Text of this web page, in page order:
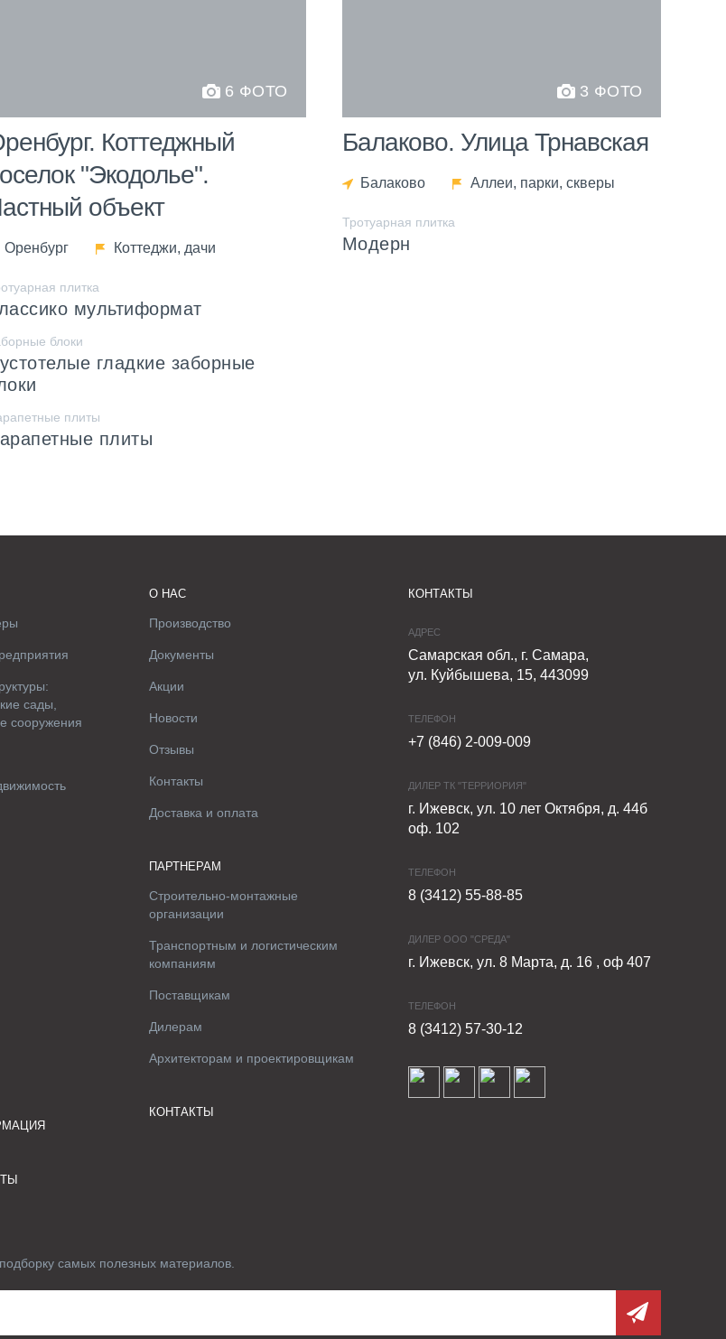
6 ФОТО
Коттеджный
"Экодолье".
объект
Оренбург Коттеджи, дачи
плитка
мультиформат
блоки
гладкие заборные
плиты
плиты
3 ФОТО
Балаково. Улица Трнавская
Балаково Аллеи, парки, скверы
Тротуарная плитка
Модерн
сады,
сооружения
О НАС
Производство
Документы
Акции
Новости
Отзывы
Контакты
Доставка и оплата
ПАРТНЕРАМ
Строительно-монтажные
организации
Транспортным и логистическим
компаниям
Поставщикам
Дилерам
Архитекторам и проектировщикам
КОНТАКТЫ
КОНТАКТЫ
АДРЕС
Самарская обл., г. Самара,
ул. Куйбышева, 15, 443099
ТЕЛЕФОН
+7 (846) 2-009-009
ДИЛЕР ТК "ТЕРРИОРИЯ"
г. Ижевск, ул. 10 лет Октября, д. 44б
оф. 102
ТЕЛЕФОН
8 (3412) 55-88-85
ДИЛЕР ООО "СРЕДА"
г. Ижевск, ул. 8 Марта, д. 16 , оф 407
ТЕЛЕФОН
8 (3412) 57-30-12
самых полезных материалов.